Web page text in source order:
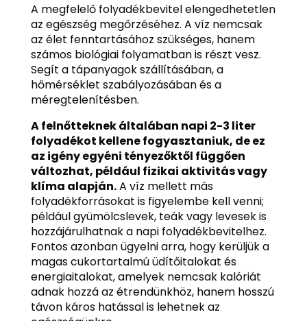
A megfelelő folyadékbevitel elengedhetetlen
az egészség megőrzéséhez. A víz nemcsak
az élet fenntartásához szükséges, hanem
számos biológiai folyamatban is részt vesz.
Segít a tápanyagok szállításában, a
hőmérséklet szabályozásában és a
méregtelenítésben.
A felnőtteknek általában napi 2-3 liter
folyadékot kellene fogyasztaniuk, de ez
az igény egyéni tényezőktől függően
változhat, például fizikai aktivitás vagy
klíma alapján.A víz mellett más
folyadékforrásokat is figyelembe kell venni;
például gyümölcslevek, teák vagy levesek is
hozzájárulhatnak a napi folyadékbevitelhez.
Fontos azonban ügyelni arra, hogy kerüljük a
magas cukortartalmú üdítőitalokat és
energiaitalokat, amelyek nemcsak kalóriát
adnak hozzá az étrendünkhöz, hanem hosszú
távon káros hatással is lehetnek az